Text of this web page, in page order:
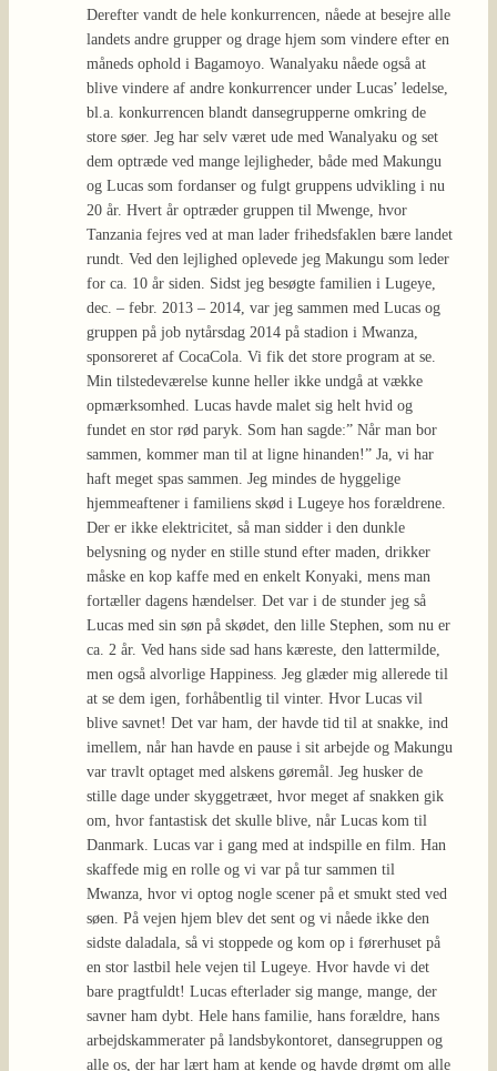
Derefter vandt de hele konkurrencen, nåede at besejre alle
landets andre grupper og drage hjem som vindere efter en
måneds ophold i Bagamoyo. Wanalyaku nåede også at
blive vindere af andre konkurrencer under Lucas’ ledelse,
bl.a. konkurrencen blandt dansegrupperne omkring de
store søer. Jeg har selv været ude med Wanalyaku og set
dem optræde ved mange lejligheder, både med Makungu
og Lucas som fordanser og fulgt gruppens udvikling i nu
20 år. Hvert år optræder gruppen til Mwenge, hvor
Tanzania fejres ved at man lader frihedsfaklen bære landet
rundt. Ved den lejlighed oplevede jeg Makungu som leder
for ca. 10 år siden. Sidst jeg besøgte familien i Lugeye,
dec. – febr. 2013 – 2014, var jeg sammen med Lucas og
gruppen på job nytårsdag 2014 på stadion i Mwanza,
sponsoreret af CocaCola. Vi fik det store program at se.
Min tilstedeværelse kunne heller ikke undgå at vække
opmærksomhed. Lucas havde malet sig helt hvid og
fundet en stor rød paryk. Som han sagde:” Når man bor
sammen, kommer man til at ligne hinanden!” Ja, vi har
haft meget spas sammen. Jeg mindes de hyggelige
hjemmeaftener i familiens skød i Lugeye hos forældrene.
Der er ikke elektricitet, så man sidder i den dunkle
belysning og nyder en stille stund efter maden, drikker
måske en kop kaffe med en enkelt Konyaki, mens man
fortæller dagens hændelser. Det var i de stunder jeg så
Lucas med sin søn på skødet, den lille Stephen, som nu er
ca. 2 år. Ved hans side sad hans kæreste, den lattermilde,
men også alvorlige Happiness. Jeg glæder mig allerede til
at se dem igen, forhåbentlig til vinter. Hvor Lucas vil
blive savnet! Det var ham, der havde tid til at snakke, ind
imellem, når han havde en pause i sit arbejde og Makungu
var travlt optaget med alskens gøremål. Jeg husker de
stille dage under skyggetræet, hvor meget af snakken gik
om, hvor fantastisk det skulle blive, når Lucas kom til
Danmark. Lucas var i gang med at indspille en film. Han
skaffede mig en rolle og vi var på tur sammen til
Mwanza, hvor vi optog nogle scener på et smukt sted ved
søen. På vejen hjem blev det sent og vi nåede ikke den
sidste daladala, så vi stoppede og kom op i førerhuset på
en stor lastbil hele vejen til Lugeye. Hvor havde vi det
bare pragtfuldt! Lucas efterlader sig mange, mange, der
savner ham dybt. Hele hans familie, hans forældre, hans
arbejdskammerater på landsbykontoret, dansegruppen og
alle os, der har lært ham at kende og havde drømt om alle